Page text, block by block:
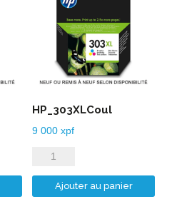
HP_303XLCoul
9 000xpf
quantité
de
HP_303XLCoul
Ajouter au panier